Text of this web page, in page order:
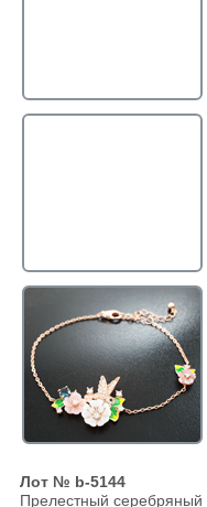
Лот № b-5144
Прелестный